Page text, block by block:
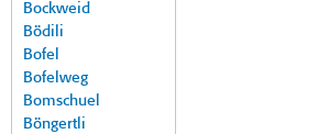
Bockweid
Bödili
Bofel
Bofelweg
Bomschuel
Böngertli